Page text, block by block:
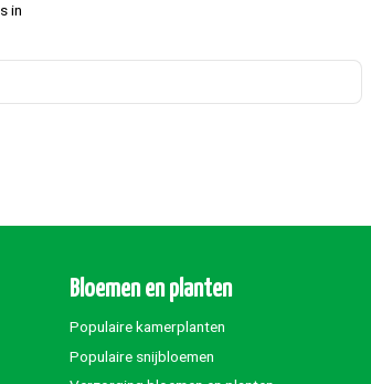
in
Bloemen en planten
Populaire kamerplanten
Populaire snijbloemen